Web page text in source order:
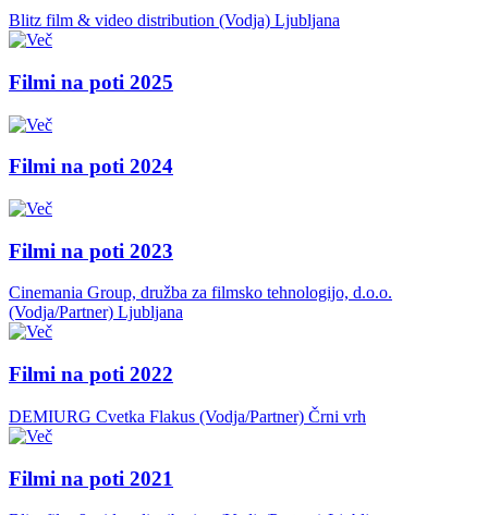
Blitz film & video distribution (Vodja) Ljubljana
Filmi na poti 2025
Filmi na poti 2024
Filmi na poti 2023
Cinemania Group, družba za filmsko tehnologijo, d.o.o.
(Vodja/Partner) Ljubljana
Filmi na poti 2022
DEMIURG Cvetka Flakus (Vodja/Partner) Črni vrh
Filmi na poti 2021